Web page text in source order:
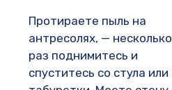
Протираете пыль на
антресолях, — несколько
раз поднимитесь и
спуститесь со стула или